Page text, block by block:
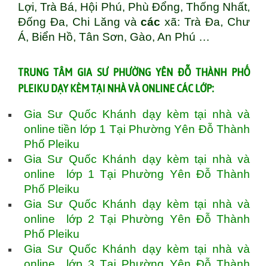
Lợi, Trà Bá, Hội Phú, Phù Đổng, Thống Nhất,
Đống Đa, Chi Lăng vàcác xã: Trà Đa, Chư
Á, Biển Hồ, Tân Sơn, Gào, An Phú …
TRUNG TÂM GIA SƯ PHƯỜNG YÊN ĐỖ THÀNH PHỐ
PLEIKU DẠY KÈM TẠI NHÀ VÀ ONLINE CÁC LỚP:
Gia Sư Quốc Khánh dạy kèm tại nhà và
online tiền lớp 1 Tại Phường Yên Đỗ Thành
Phố Pleiku
Gia Sư Quốc Khánh dạy kèm tại nhà và
online lớp 1 Tại Phường Yên Đỗ Thành
Phố Pleiku
Gia Sư Quốc Khánh dạy kèm tại nhà và
online lớp 2 Tại Phường Yên Đỗ Thành
Phố Pleiku
Gia Sư Quốc Khánh dạy kèm tại nhà và